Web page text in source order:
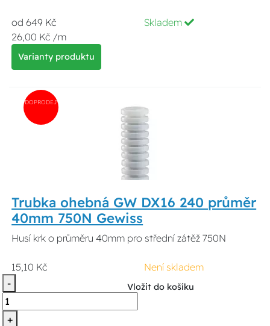
od 649 Kč
26,00 Kč /m
Skladem
Varianty produktu
DOPRODEJ
Trubka ohebná GW DX16 240 průměr
40mm 750N Gewiss
Husí krk o průměru 40mm pro střední zátěž 750N
15,10 Kč
Není skladem
-
+
Vložit do košíku